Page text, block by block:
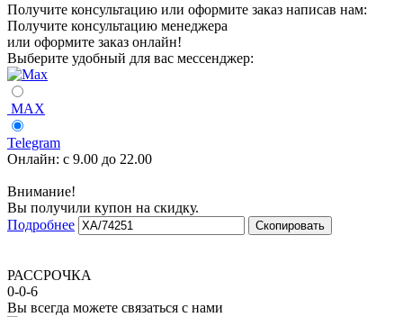
Получите консультацию или оформите заказ написав нам:
Получите консультацию менеджера
или оформите заказ онлайн!
Выберите удобный для вас мессенджер:
MAX
Telegram
Онлайн: с 9.00 до 22.00
Внимание!
Вы получили купон на скидку.
Подробнее
Скопировать
РАССРОЧКА
0-0-6
Вы всегда можете связаться с нами